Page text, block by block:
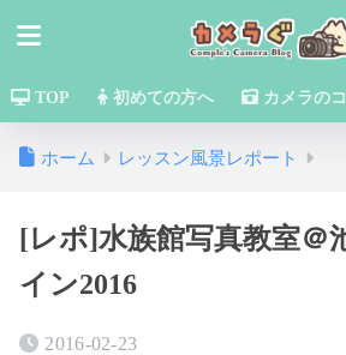
TOP 初めての方へ カメラの
ホーム レッスン風景レポート
[レポ]水族館写真教室＠
イン2016
2016-02-23